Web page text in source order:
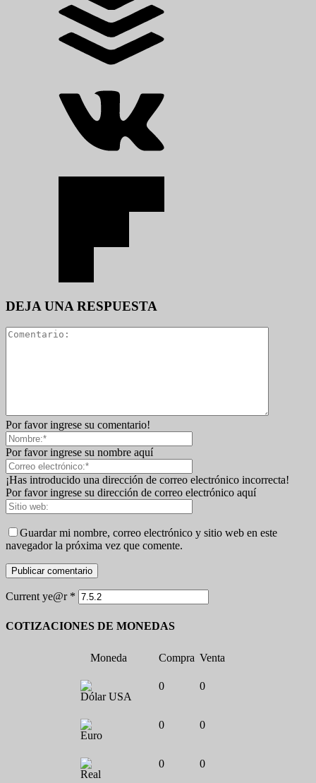
DEJA UNA RESPUESTA
Por favor ingrese su comentario!
Por favor ingrese su nombre aquí
¡Has introducido una dirección de correo electrónico incorrecta!
Por favor ingrese su dirección de correo electrónico aquí
Guardar mi nombre, correo electrónico y sitio web en este
navegador la próxima vez que comente.
Current ye@r *
COTIZACIONES DE MONEDAS
Moneda Compra Venta
Dólar USA
0 0
Euro
0 0
Real
0 0